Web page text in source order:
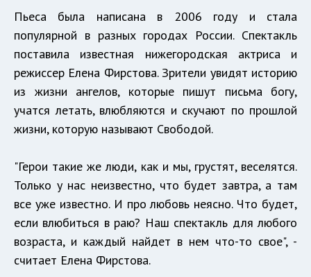
Пьеса была написана в 2006 году и стала
популярной в разных городах России. Спектакль
поставила известная нижегородская актриса и
режиссер Елена Фирстова. Зрители увидят историю
из жизни ангелов, которые пишут письма богу,
учатся летать, влюбляются и скучают по прошлой
жизни, которую называют Свободой.
"Герои такие же люди, как и мы, грустят, веселятся.
Только у нас неизвестно, что будет завтра, а там
все уже известно. И про любовь неясно. Что будет,
если влюбиться в раю? Наш спектакль для любого
возраста, и каждый найдет в нем что-то свое", -
считает Елена Фирстова.